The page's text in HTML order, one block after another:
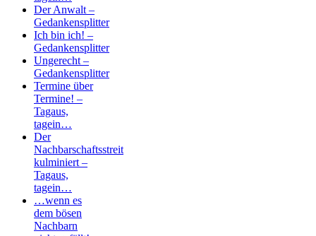
Der Anwalt –
Gedankensplitter
Ich bin ich! –
Gedankensplitter
Ungerecht –
Gedankensplitter
Termine über
Termine! –
Tagaus,
tagein…
Der
Nachbarschaftsstreit
kulminiert –
Tagaus,
tagein…
…wenn es
dem bösen
Nachbarn